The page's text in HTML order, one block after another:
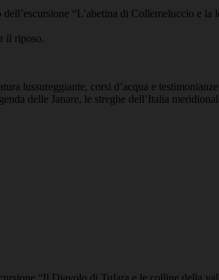
“L’abetina di Collemeluccio e la
il riposo.
lussureggiante, corsi d’acqua e
delle Janare, le streghe dell’Italia